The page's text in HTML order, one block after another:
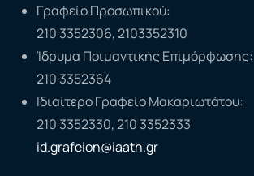
Γραφείο Προσωπικού:
210 3352306, 2103352310
Ίδρυμα Ποιμαντικής Επιμόρφωσης:
210 3352364
Ιδιαίτερο Γραφείο Μακαριωτάτου:
210 3352330, 210 3352333
id.grafeion@iaath.gr